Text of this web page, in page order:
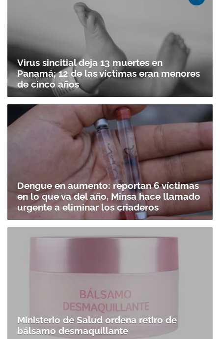
Virus sincitial deja 13 muertes en
Panamá; 12 de las víctimas eran menores
de cinco años
Dengue en aumento: reportan 6 víctimas
en lo que va del año, Minsa hace llamado
urgente a eliminar los criaderos
Ministerio de Salud ordena retiro de
bálsamo desmaquillante